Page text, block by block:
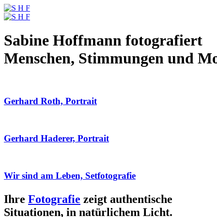
Sabine Hoffmann fotografiert
Menschen, Stimmungen und
Gerhard Roth, Portrait
Gerhard Haderer, Portrait
Wir sind am Leben, Setfotografie
Ihre Fotografie zeigt authentische
Situationen, in natürlichem Licht.